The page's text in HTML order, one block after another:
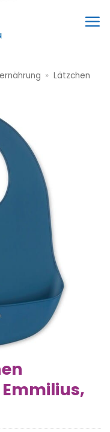
» Lätzchen